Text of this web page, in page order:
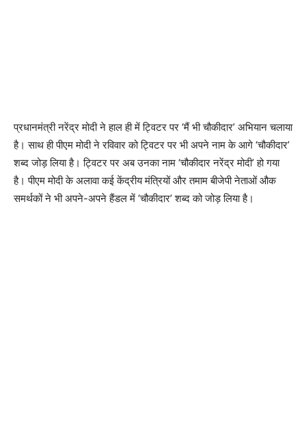
प्रधानमंत्री नरेंद्र मोदी ने हाल ही में ट्विटर पर ‘मैं भी चौकीदार’ अभियान चलाया
है। साथ ही पीएम मोदी ने रविवार को ट्विटर पर भी अपने नाम के आगे ‘चौकीदार’
शब्द जोड़ लिया है। ट्विटर पर अब उनका नाम ‘चौकीदार नरेंद्र मोदी’ हो गया
है। पीएम मोदी के अलावा कई केंद्रीय मंत्रियों और तमाम बीजेपी नेताओं औक
समर्थकों ने भी अपने-अपने हैंडल में ‘चौकीदार’ शब्द को जोड़ लिया है।